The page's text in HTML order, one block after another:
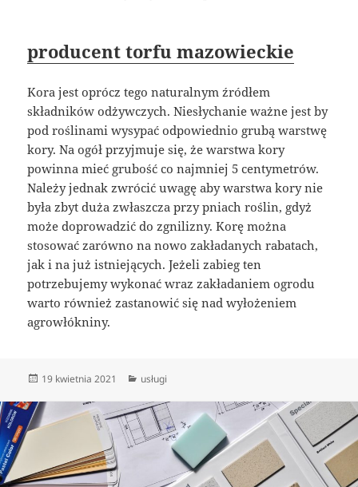
producent torfu mazowieckie
Kora jest oprócz tego naturalnym źródłem
składników odżywczych. Niesłychanie ważne jest by
pod roślinami wysypać odpowiednio grubą warstwę
kory. Na ogół przyjmuje się, że warstwa kory
powinna mieć grubość co najmniej 5 centymetrów.
Należy jednak zwrócić uwagę aby warstwa kory nie
była zbyt duża zwłaszcza przy pniach roślin, gdyż
może doprowadzić do zgnilizny. Korę można
stosować zarówno na nowo zakładanych rabatach,
jak i na już istniejących. Jeżeli zabieg ten
potrzebujemy wykonać wraz zakładaniem ogrodu
warto również zastanowić się nad wyłożeniem
agrowłókniny.
Data
19 kwietnia 2021 Kategorie
usługi